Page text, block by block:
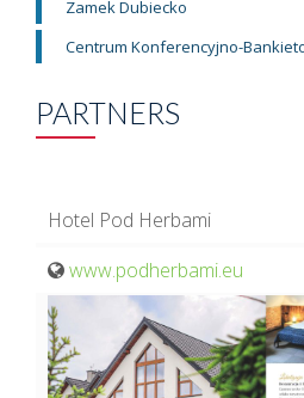
Zamek Dubiecko
Centrum Konferencyjno-
PARTNERS
Hotel Pod Herbami
www.podherbami.eu